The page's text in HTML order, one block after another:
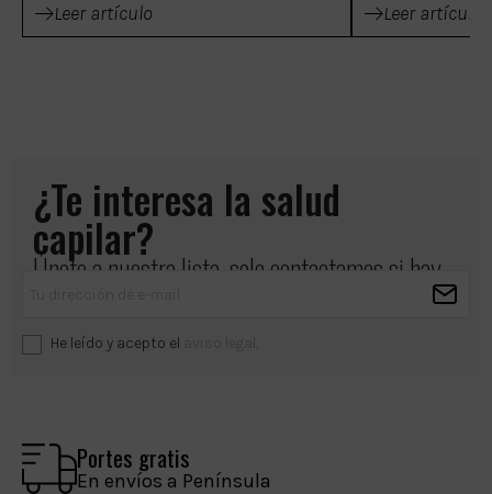
Leer artículo
Leer artículo
¿Te interesa la salud
capilar?
Únete a nuestra lista, solo contactamos si hay
He leído y acepto el aviso legal .
Portes gratis
En envíos a Península